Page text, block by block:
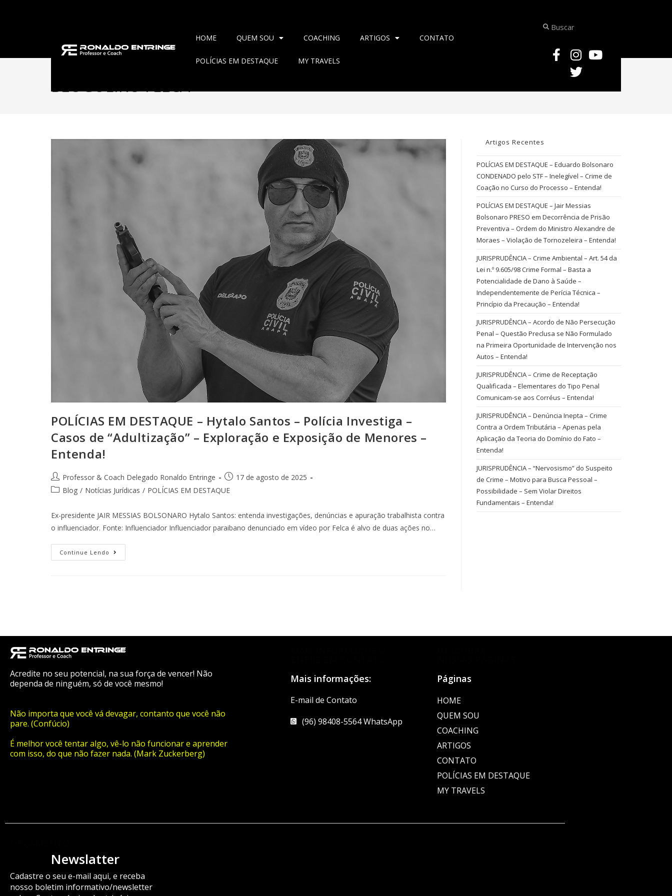
HOME QUEM SOU COACHING ARTIGOS CONTATO
POLÍCIAS EM DESTAQUE MY TRAVELS
BLOGUEIRO FELCA
POLÍCIAS EM DESTAQUE – Hytalo Santos – Polícia Investiga –
Casos de “Adultização” – Exploração e Exposição de Menores –
Entenda!
Professor & Coach Delegado Ronaldo Entringe
17 de agosto de 2025
Blog / Notícias Jurídicas / POLÍCIAS EM DESTAQUE
Ex-presidente JAIR MESSIAS BOLSONARO Hytalo Santos: entenda investigações, denúncias e apuração trabalhista contra
o influenciador. Fonte: Influenciador Influenciador paraibano denunciado em vídeo por Felca é alvo de duas ações no…
Continue Lendo
Artigos Recentes
POLÍCIAS EM DESTAQUE – Eduardo Bolsonaro
CONDENADO pelo STF – Inelegível – Crime de
Coação no Curso do Processo – Entenda!
POLÍCIAS EM DESTAQUE – Jair Messias
Bolsonaro PRESO em Decorrência de Prisão
Preventiva – Ordem do Ministro Alexandre de
Moraes – Violação de Tornozeleira – Entenda!
JURISPRUDÊNCIA – Crime Ambiental – Art. 54 da
Lei n.º 9.605/98 Crime Formal – Basta a
Potencialidade de Dano à Saúde –
Independentemente de Perícia Técnica –
Princípio da Precaução – Entenda!
JURISPRUDÊNCIA – Acordo de Não Persecução
Penal – Questão Preclusa se Não Formulado
na Primeira Oportunidade de Intervenção nos
Autos – Entenda!
JURISPRUDÊNCIA – Crime de Receptação
Qualificada – Elementares do Tipo Penal
Comunicam-se aos Corréus – Entenda!
JURISPRUDÊNCIA – Denúncia Inepta – Crime
Contra a Ordem Tributária – Apenas pela
Aplicação da Teoria do Domínio do Fato –
Entenda!
JURISPRUDÊNCIA – “Nervosismo” do Suspeito
de Crime – Motivo para Busca Pessoal –
Possibilidade – Sem Violar Direitos
Fundamentais – Entenda!
Acredite no seu potencial, na sua força de vencer! Não
dependa de ninguém, só de você mesmo!
Não importa que você vá devagar, contanto que você não
pare. (Confúcio)
É melhor você tentar algo, vê-lo não funcionar e aprender
com isso, do que não fazer nada. (Mark Zuckerberg)
Mais informações:
E-mail de Contato
(96) 98408-5564 WhatsApp
Páginas
HOME
QUEM SOU
COACHING
ARTIGOS
CONTATO
POLÍCIAS EM DESTAQUE
MY TRAVELS
Newslatter
Cadastre o seu e-mail aqui, e receba
nosso boletim informativo/newsletter